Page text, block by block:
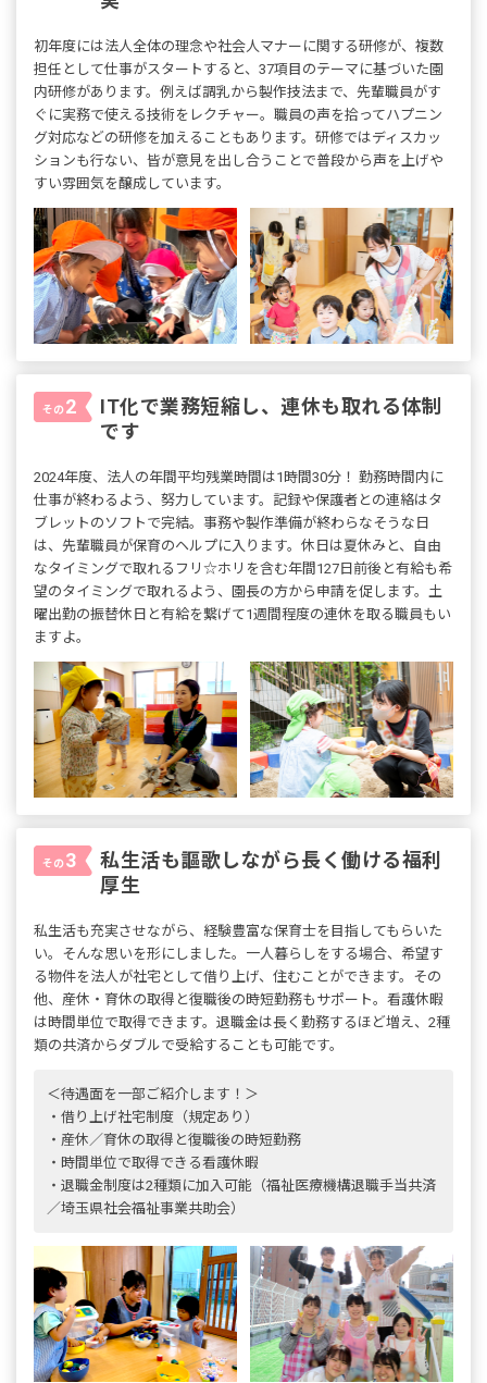
初年度には法人全体の理念や社会人マナーに関する研修が、複数
担任として仕事がスタートすると、37項目のテーマに基づいた園
内研修があります。例えば調乳から製作技法まで、先輩職員がす
ぐに実務で使える技術をレクチャー。職員の声を拾ってハプニン
グ対応などの研修を加えることもあります。研修ではディスカッ
ションも行ない、皆が意見を出し合うことで普段から声を上げや
すい雰囲気を醸成しています。
その2
IT化で業務短縮し、連休も取れる体制
です
2024年度、法人の年間平均残業時間は1時間30分！ 勤務時間内に
仕事が終わるよう、努力しています。記録や保護者との連絡はタ
ブレットのソフトで完結。事務や製作準備が終わらなそうな日
は、先輩職員が保育のヘルプに入ります。休日は夏休みと、自由
なタイミングで取れるフリ☆ホリを含む年間127日前後と有給も希
望のタイミングで取れるよう、園長の方から申請を促します。土
曜出勤の振替休日と有給を繋げて1週間程度の連休を取る職員もい
ますよ。
その3
私生活も謳歌しながら長く働ける福利
厚生
私生活も充実させながら、経験豊富な保育士を目指してもらいた
い。そんな思いを形にしました。一人暮らしをする場合、希望す
る物件を法人が社宅として借り上げ、住むことができます。その
他、産休・育休の取得と復職後の時短勤務もサポート。看護休暇
は時間単位で取得できます。退職金は長く勤務するほど増え、2種
類の共済からダブルで受給することも可能です。
＜待遇面を一部ご紹介します！＞
・借り上げ社宅制度（規定あり）
・産休／育休の取得と復職後の時短勤務
・時間単位で取得できる看護休暇
・退職金制度は2種類に加入可能（福祉医療機構退職手当共済
／埼玉県社会福祉事業共助会）